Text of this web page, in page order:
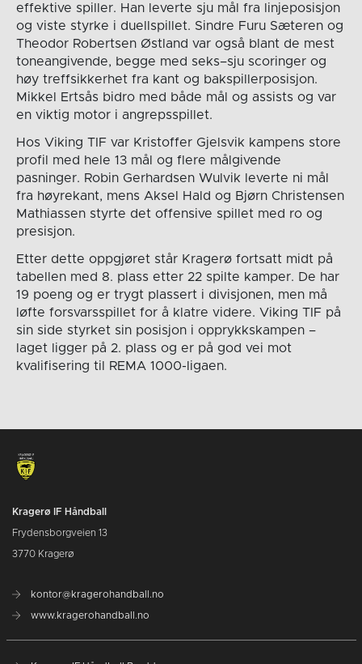
effektive spiller. Han leverte sju mål fra linjeposisjon
og viste styrke i duellspillet. Sindre Furu Sæteren og
Theodor Robertsen Østland var også blant de mest
toneangivende, begge med seks–sju scoringer og
høy treffsikkerhet fra kant og bakspillerposisjon.
Mikkel Ertsås bidro med både mål og assists og var
en viktig motor i angrepsspillet.
Hos Viking TIF var Kristoffer Gjelsvik kampens store
profil med hele 13 mål og flere målgivende
pasninger. Robin Gerhardsen Wulvik leverte ni mål
fra høyrekant, mens Aksel Hald og Bjørn Christensen
Mathiassen styrte det offensive spillet med ro og
presisjon.
Etter dette oppgjøret står Kragerø fortsatt midt på
tabellen med 8. plass etter 22 spilte kamper. De har
19 poeng og er trygt plassert i divisjonen, men må
løfte forsvarsspillet for å klatre videre. Viking TIF på
sin side styrket sin posisjon i opprykkskampen –
laget ligger på 2. plass og er på god vei mot
kvalifisering til REMA 1000-ligaen.
Kragerø IF Håndball
Frydensborgveien 13
3770 Kragerø
kontor@kragerohandball.no
www.kragerohandball.no